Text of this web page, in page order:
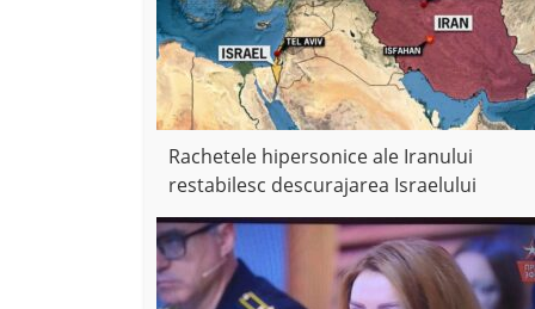
Rachetele hipersonice ale Iranului
restabilesc descurajarea Israelului